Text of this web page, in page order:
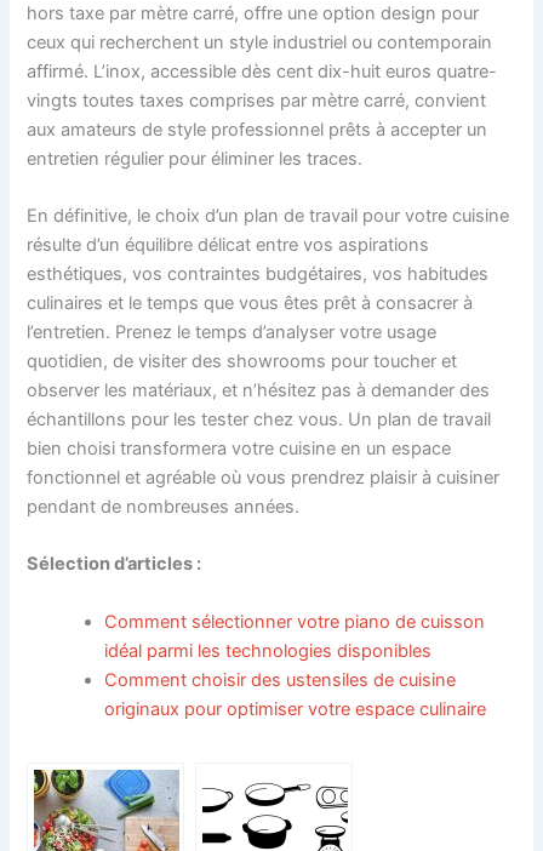
hors taxe par mètre carré, offre une option design pour
ceux qui recherchent un style industriel ou contemporain
affirmé. L’inox, accessible dès cent dix-huit euros quatre-
vingts toutes taxes comprises par mètre carré, convient
aux amateurs de style professionnel prêts à accepter un
entretien régulier pour éliminer les traces.
En définitive, le choix d’un plan de travail pour votre cuisine
résulte d’un équilibre délicat entre vos aspirations
esthétiques, vos contraintes budgétaires, vos habitudes
culinaires et le temps que vous êtes prêt à consacrer à
l’entretien. Prenez le temps d’analyser votre usage
quotidien, de visiter des showrooms pour toucher et
observer les matériaux, et n’hésitez pas à demander des
échantillons pour les tester chez vous. Un plan de travail
bien choisi transformera votre cuisine en un espace
fonctionnel et agréable où vous prendrez plaisir à cuisiner
pendant de nombreuses années.
Sélection d’articles :
Comment sélectionner votre piano de cuisson
idéal parmi les technologies disponibles
Comment choisir des ustensiles de cuisine
originaux pour optimiser votre espace culinaire